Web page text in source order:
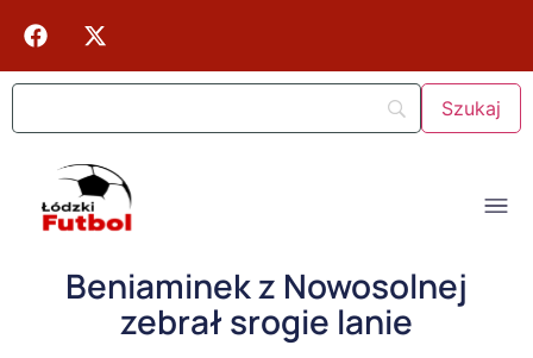
Beniaminek z Nowosolnej
zebrał srogie lanie